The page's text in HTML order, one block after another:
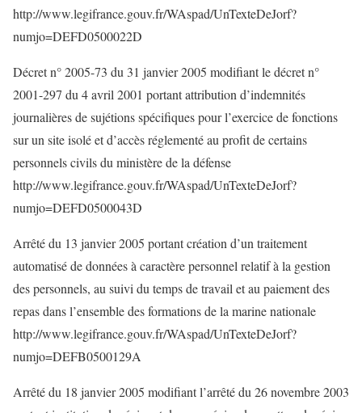
http://www.legifrance.gouv.fr/WAspad/UnTexteDeJorf?
numjo=DEFD0500022D
Décret n° 2005-73 du 31 janvier 2005 modifiant le décret n°
2001-297 du 4 avril 2001 portant attribution d’indemnités
journalières de sujétions spécifiques pour l’exercice de fonctions
sur un site isolé et d’accès réglementé au profit de certains
personnels civils du ministère de la défense
http://www.legifrance.gouv.fr/WAspad/UnTexteDeJorf?
numjo=DEFD0500043D
Arrêté du 13 janvier 2005 portant création d’un traitement
automatisé de données à caractère personnel relatif à la gestion
des personnels, au suivi du temps de travail et au paiement des
repas dans l’ensemble des formations de la marine nationale
http://www.legifrance.gouv.fr/WAspad/UnTexteDeJorf?
numjo=DEFB0500129A
Arrêté du 18 janvier 2005 modifiant l’arrêté du 26 novembre 2003